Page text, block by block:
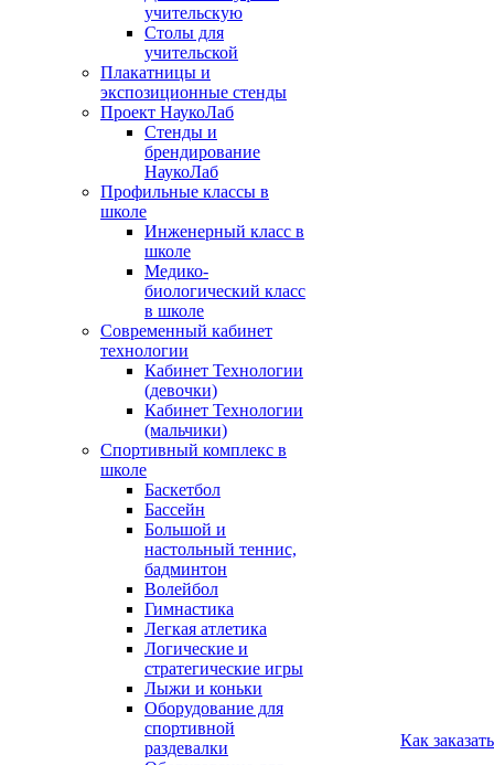
учительскую
Столы для
учительской
Плакатницы и
экспозиционные стенды
Проект НаукоЛаб
Стенды и
брендирование
НаукоЛаб
Профильные классы в
школе
Инженерный класс в
школе
Медико-
биологический класс
в школе
Современный кабинет
технологии
Кабинет Технологии
(девочки)
Кабинет Технологии
(мальчики)
Спортивный комплекс в
школе
Баскетбол
Бассейн
Большой и
настольный теннис,
бадминтон
Волейбол
Гимнастика
Легкая атлетика
Логические и
стратегические игры
Лыжи и коньки
Оборудование для
спортивной
раздевалки
Как